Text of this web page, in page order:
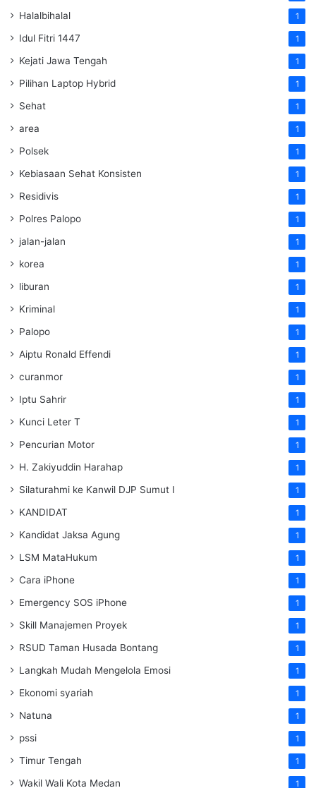
Halalbihalal 1
Idul Fitri 1447 1
Kejati Jawa Tengah 1
Pilihan Laptop Hybrid 1
Sehat 1
area 1
Polsek 1
Kebiasaan Sehat Konsisten 1
Residivis 1
Polres Palopo 1
jalan-jalan 1
korea 1
liburan 1
Kriminal 1
Palopo 1
Aiptu Ronald Effendi 1
curanmor 1
Iptu Sahrir 1
Kunci Leter T 1
Pencurian Motor 1
H. Zakiyuddin Harahap 1
Silaturahmi ke Kanwil DJP Sumut I 1
KANDIDAT 1
Kandidat Jaksa Agung 1
LSM MataHukum 1
Cara iPhone 1
Emergency SOS iPhone 1
Skill Manajemen Proyek 1
RSUD Taman Husada Bontang 1
Langkah Mudah Mengelola Emosi 1
Ekonomi syariah 1
Natuna 1
pssi 1
Timur Tengah 1
Wakil Wali Kota Medan 1